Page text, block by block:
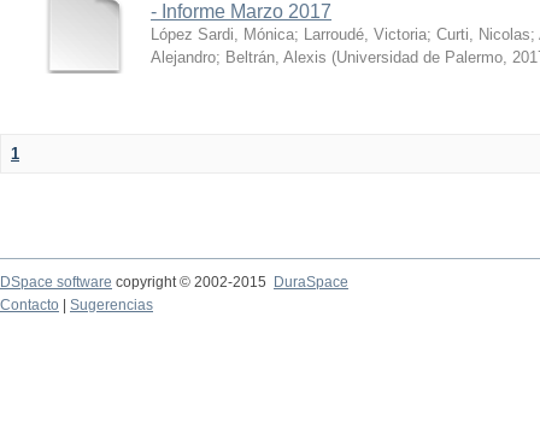
- Informe Marzo 2017
López Sardi, Mónica; Larroudé, Victoria; Curti, Nicolas;
Alejandro; Beltrán, Alexis (Universidad de Palermo,
1
DSpace software copyright © 2002-2015
DuraSpace
Contacto
Sugerencias